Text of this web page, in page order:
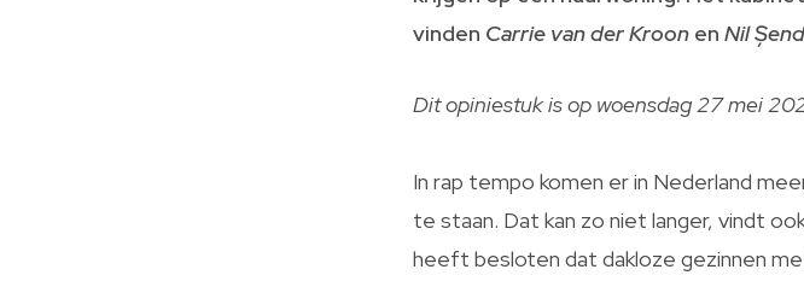
vinden Carrie van der Kroon en Nil
Dit opiniestuk is op woensdag 27 mei
In rap tempo komen er in Nederland
te staan. Dat kan zo niet langer, vindt
heeft besloten dat dakloze gezinnen